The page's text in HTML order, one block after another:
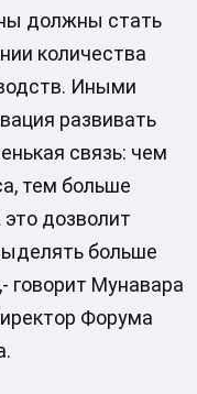
должны стать
количества
Иными
развивать
связь: чем
тем больше
дозволит
больше
говорит Мунавара
Форума